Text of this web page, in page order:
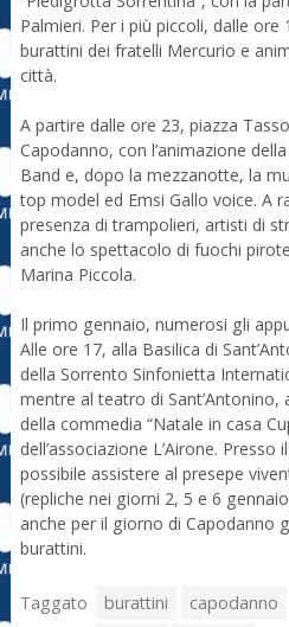
Palmieri. Per i più piccoli, dalle
burattini dei fratelli Mercurio e
città.
A partire dalle ore 23, piazza
Capodanno, con l’animazione
Band e, dopo la mezzanotte, la
top model ed Emsi Gallo voice. A
presenza di trampolieri, artisti di
anche lo spettacolo di fuochi
Marina Piccola.
Il primo gennaio, numerosi gli
Alle ore 17, alla Basilica di
della Sorrento Sinfonietta
mentre al teatro di Sant’Antonino,
della commedia “Natale in casa
dell’associazione L’Airone.
possibile assistere al presepe
(repliche nei giorni 2, 5 e 6
anche per il giorno di Capodanno
burattini.
Taggato burattini capodanno